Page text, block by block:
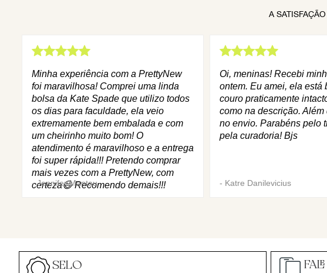
A
Minha experiência com a PrettyNew
foi maravilhosa! Comprei uma linda
bolsa da Kate Spade que utilizo todos
os dias para faculdade, ela veio
extremamente bem embalada e com
um cheirinho muito bom! O
atendimento é maravilhoso e a entrega
foi super rápida!!! Pretendo comprar
mais vezes com a PrettyNew, com
certeza😄 Recomendo demais!!!
-Jennifer Mantau
Oi, meninas! Recebi
ontem. Eu amei, ela está
couro praticamente
como na descrição.
no envio. Parabéns pelo
pela curadoria! Bjs
- Katre Danilevicius
SELO